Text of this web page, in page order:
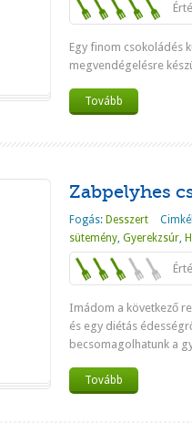
Egy finom csokoládés
megvendégelésre
Tovább
Zabpelyhes
Fogás: Desszert
sütemény, Gyerekzsúr,
Imádom a következő
és egy diétás
becsomagolhatunk a
Tovább